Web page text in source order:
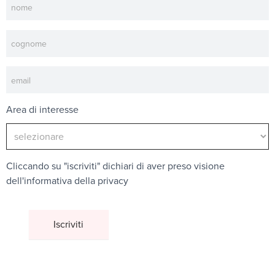
Area di interesse
Cliccando su "iscriviti" dichiari di aver preso visione
dell'informativa della privacy